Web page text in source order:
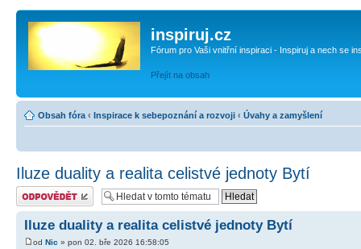
inspiruj.cz
Fórum pro Vaši vnitřní inspiraci - Inspiruj a nech se
Přejít na obsah
Obsah fóra ‹ Inspirace k sebepoznání a rozvoji ‹ Úvahy a zamyšlení
Iluze duality a realita celistvé jednoty Bytí
Odeslat odpověď
Iluze duality a realita celistvé jednoty Bytí
od Nic » pon 02. bře 2026 16:58:05